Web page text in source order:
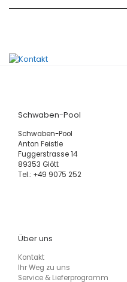
Schwaben-Pool
Schwaben-Pool
Anton Feistle
Fuggerstrasse 14
89353 Glött
Tel.: +49 9075 252
Über uns
Kontakt
Ihr Weg zu uns
Service & Lieferprogramm